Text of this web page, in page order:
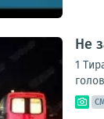
Не
1